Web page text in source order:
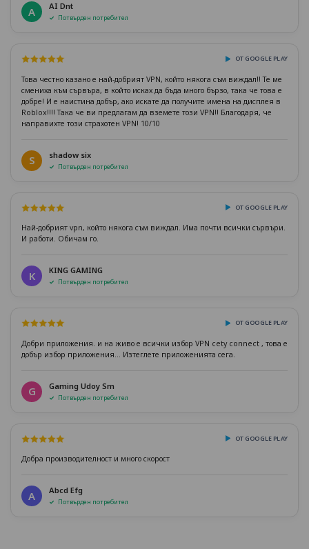
A AI Dnt
Потвърден потребител
ОТ GOOGLE PLAY
Това честно казано е най-добрият VPN, който някога съм виждал!! Те ме
смениха към сървъра, в който исках да бъда много бързо, така че това е
добре! И е наистина добър, ако искате да получите имена на дисплея в
Roblox!!!! Така че ви предлагам да вземете този VPN!! Благодаря, че
направихте този страхотен VPN! 10/10
S shadow six
Потвърден потребител
ОТ GOOGLE PLAY
Най-добрият vpn, който някога съм виждал. Има почти всички сървъри.
И работи. Обичам го.
K KING GAMING
Потвърден потребител
ОТ GOOGLE PLAY
Добри приложения. и на живо е всички избор VPN cety connect , това е
добър избор приложения... Изтеглете приложенията сега.
G Gaming Udoy Sm
Потвърден потребител
ОТ GOOGLE PLAY
Добра производителност и много скорост
A Abcd Efg
Потвърден потребител